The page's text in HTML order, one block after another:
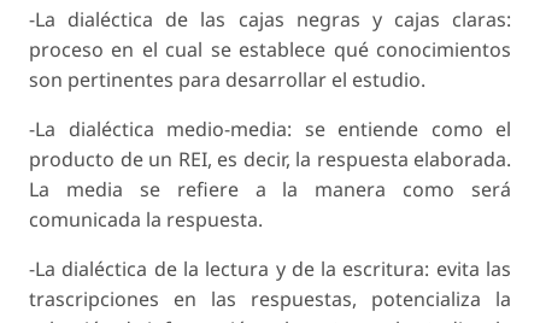
-La dialéctica de las cajas negras y cajas claras:
proceso en el cual se establece qué conocimien­tos
son pertinentes para desarrollar el estudio.
-La dialéctica medio-media: se entiende como el
producto de un REI, es decir, la respuesta ela­borada.
La media se refiere a la manera como será
comunicada la respuesta.
-La dialéctica de la lectura y de la escritura: evita las
trascripciones en las respuestas, potencializa la